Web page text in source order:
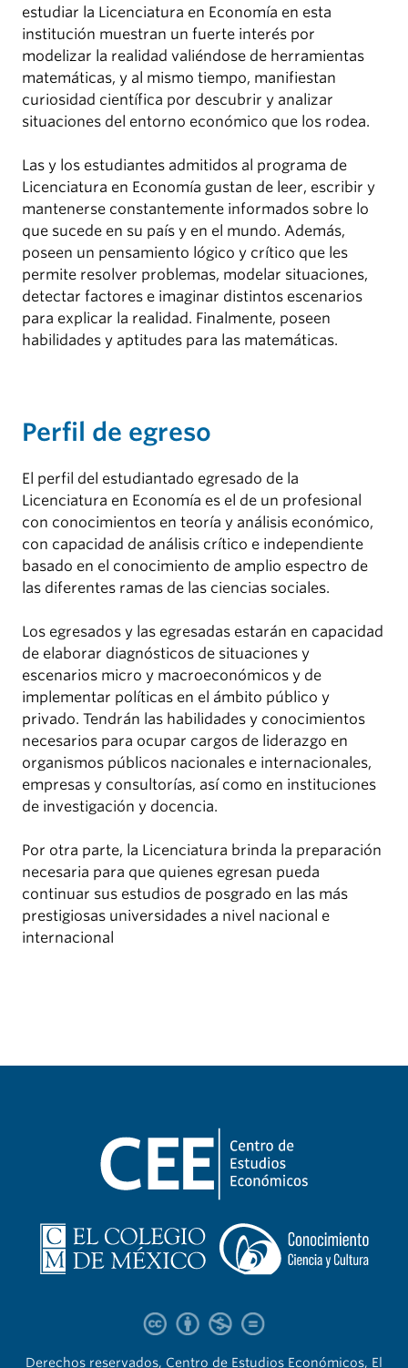
estudiar la Licenciatura en Economía en esta
institución muestran un fuerte interés por
modelizar la realidad valiéndose de herramientas
matemáticas, y al mismo tiempo, manifiestan
curiosidad científica por descubrir y analizar
situaciones del entorno económico que los rodea.
Las y los estudiantes admitidos al programa de
Licenciatura en Economía gustan de leer, escribir y
mantenerse constantemente informados sobre lo
que sucede en su país y en el mundo. Además,
poseen un pensamiento lógico y crítico que les
permite resolver problemas, modelar situaciones,
detectar factores e imaginar distintos escenarios
para explicar la realidad. Finalmente, poseen
habilidades y aptitudes para las matemáticas.
Perfil de egreso
El perfil del estudiantado egresado de la
Licenciatura en Economía es el de un profesional
con conocimientos en teoría y análisis económico,
con capacidad de análisis crítico e independiente
basado en el conocimiento de amplio espectro de
las diferentes ramas de las ciencias sociales.
Los egresados y las egresadas estarán en capacidad
de elaborar diagnósticos de situaciones y
escenarios micro y macroeconómicos y de
implementar políticas en el ámbito público y
privado. Tendrán las habilidades y conocimientos
necesarios para ocupar cargos de liderazgo en
organismos públicos nacionales e internacionales,
empresas y consultorías, así como en instituciones
de investigación y docencia.
Por otra parte, la Licenciatura brinda la preparación
necesaria para que quienes egresan pueda
continuar sus estudios de posgrado en las más
prestigiosas universidades a nivel nacional e
internacional
Derechos reservados, Centro de Estudios Económicos, El